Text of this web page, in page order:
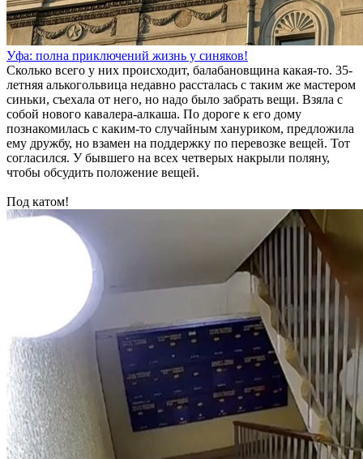
Уфа: полна приключений жизнь у синяков!
Сколько всего у них происходит, балабановщина какая-то. 35-
летняя алькогольвица недавно рассталась с таким же мастером
синьки, съехала от него, но надо было забрать вещи. Взяла с
собой нового кавалера-алкаша. По дороге к его дому
познакомилась с каким-то случайным хануриком, предложила
ему дружбу, но взамен на поддержку по перевозке вещей. Тот
согласился. У бывшего на всех четверых накрыли поляну,
чтобы обсудить положение вещей.
Под катом!